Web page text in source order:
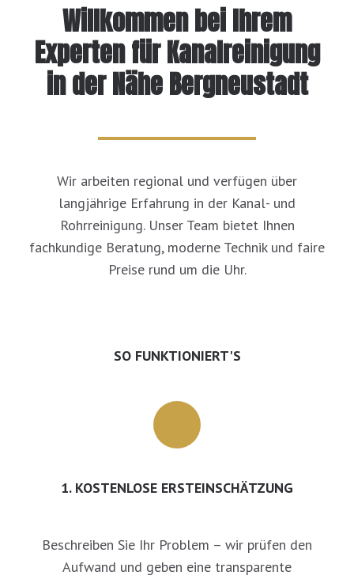
Willkommen bei Ihrem
Experten für Kanalreinigung
in der Nähe Bergneustadt
Wir arbeiten regional und verfügen über
langjährige Erfahrung in der Kanal- und
Rohrreinigung. Unser Team bietet Ihnen
fachkundige Beratung, moderne Technik und faire
Preise rund um die Uhr.
SO FUNKTIONIERT'S
1. KOSTENLOSE ERSTEINSCHÄTZUNG
Beschreiben Sie Ihr Problem – wir prüfen den
Aufwand und geben eine transparente